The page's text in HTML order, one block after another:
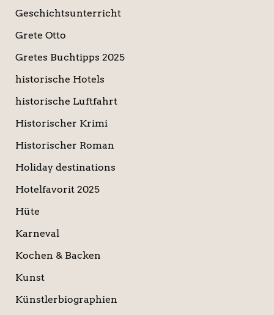
Geschichtsunterricht
Grete Otto
Gretes Buchtipps 2025
historische Hotels
historische Luftfahrt
Historischer Krimi
Historischer Roman
Holiday destinations
Hotelfavorit 2025
Hüte
Karneval
Kochen & Backen
Kunst
Künstlerbiographien